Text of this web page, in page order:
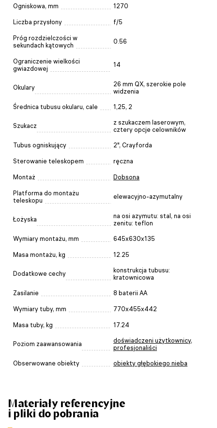
Ogniskowa, mm 1270
Liczba przysłony f/5
Próg rozdzielczości w
sekundach kątowych
0.56
Ograniczenie wielkości
gwiazdowej
14
Okulary
26 mm QX, szerokie pole
widzenia
Średnica tubusu okularu, cale 1,25, 2
Szukacz
z szukaczem laserowym,
cztery opcje celowników
Tubus ogniskujący 2", Crayforda
Sterowanie teleskopem ręczna
Montaż Dobsona
Platforma do montażu
teleskopu
elewacyjno-azymutalny
Łożyska
na osi azymutu: stal, na osi
zenitu: teflon
Wymiary montażu, mm 645х630х135
Masa montażu, kg 12.25
Dodatkowe cechy
konstrukcja tubusu:
kratownicowa
Zasilanie 8 baterii AA
Wymiary tuby, mm 770х455х442
Masa tuby, kg 17.24
Poziom zaawansowania doświadczeni użytkownicy,
profesjonaliści
Obserwowane obiekty obiekty głębokiego nieba
Materiały referencyjne
i pliki do pobrania